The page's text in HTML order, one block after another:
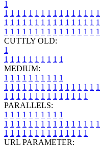
1
1 1 1 1 1 1 1 1 1 1 1 1 1 1 1 1
1 1 1 1 1 1 1 1 1 1 1 1 1 1 1 1
1 1 1 1 1 1 1 1 1 1 1 1 1 1 1 1
CUTTLY OLD:
1
1 1 1 1 1 1 1 1 1 1
MEDIUM:
1 1 1 1 1 1 1 1 1 1
1 1 1 1 1 1 1 1 1 1 1 1 1 1 1 1
1 1 1 1 1 1 1 1 1 1 1 1 1 1
PARALLELS:
1 1 1 1 1 1 1 1 1 1
1 1 1 1 1 1 1 1 1 1 1 1 1 1 1 1
1 1 1 1 1 1 1 1 1 1 1 1 1 1
URL PARAMETER: